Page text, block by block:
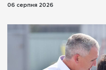
06 серпня 2026